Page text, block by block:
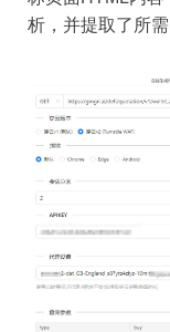
析，并提取了所